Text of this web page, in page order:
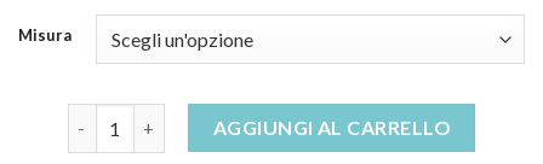
Misura
stivaletti blu quantitàAGGIUNGI AL CARRELLO